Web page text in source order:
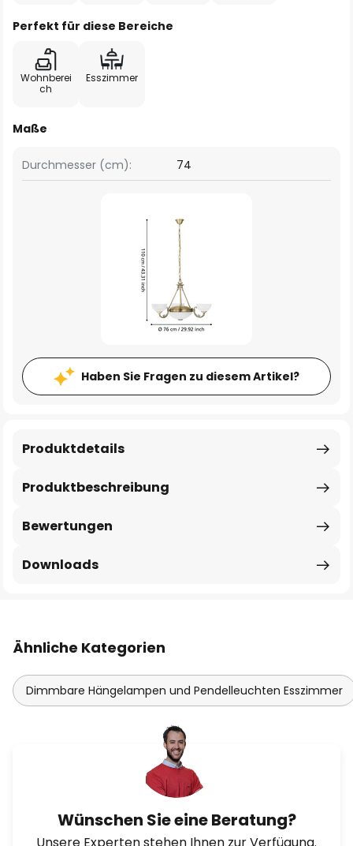
Perfekt für diese Bereiche
Wohnberei
ch
Esszimmer
Maße
Durchmesser (cm): 74
Haben Sie Fragen zu diesem Artikel?
Produktbeschreibung
Produktdetails
Bewertungen
Downloads
Ähnliche Kategorien
Dimmbare Hängelampen und Pendelleuchten Esszimmer
Wünschen Sie eine Beratung?